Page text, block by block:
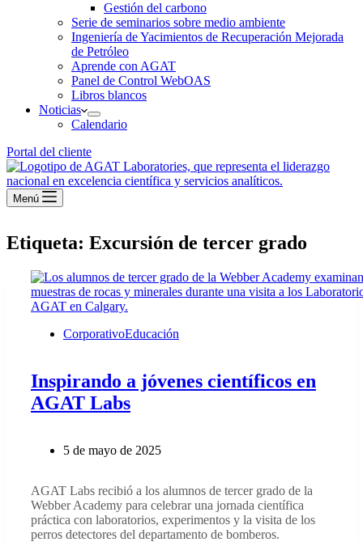
Gestión del carbono
Serie de seminarios sobre medio ambiente
Ingeniería de Yacimientos de Recuperación Mejorada
de Petróleo
Aprende con AGAT
Panel de Control WebOAS
Libros blancos
Noticias
Calendario
Portal del cliente
Menú
Etiqueta: Excursión de tercer grado
CorporativoEducación
Inspirando a jóvenes científicos en
AGAT Labs
5 de mayo de 2025
AGAT Labs recibió a los alumnos de tercer grado de la
Webber Academy para celebrar una jornada científica
práctica con laboratorios, experimentos y la visita de los
perros detectores del departamento de bomberos.